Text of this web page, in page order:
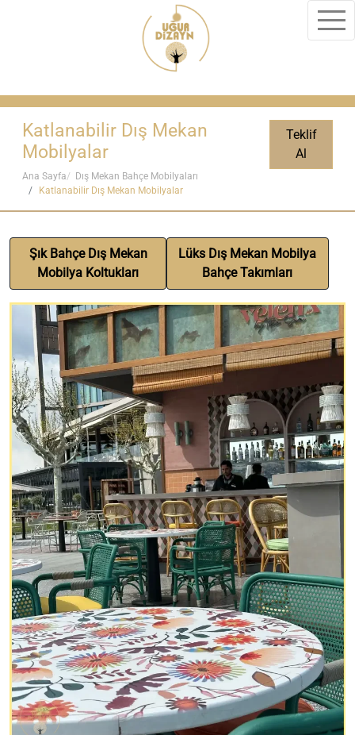
Katlanabilir Dış Mekan
Mobilyalar
Teklif
Al
Ana Sayfa
Dış Mekan Bahçe Mobilyaları
Katlanabilir Dış Mekan Mobilyalar
Şık Bahçe Dış Mekan
Mobilya Koltukları
Lüks Dış Mekan Mobilya
Bahçe Takımları